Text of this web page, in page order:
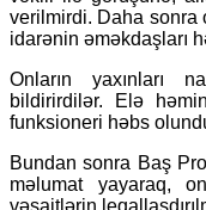
verilmirdi. Daha sonra
idarənin əməkdaşları
Onların yaxınları
bildirirdilər. Elə
funksioneri həbs
Bundan sonra Baş
məlumat yayaraq,
vəsaitlərin